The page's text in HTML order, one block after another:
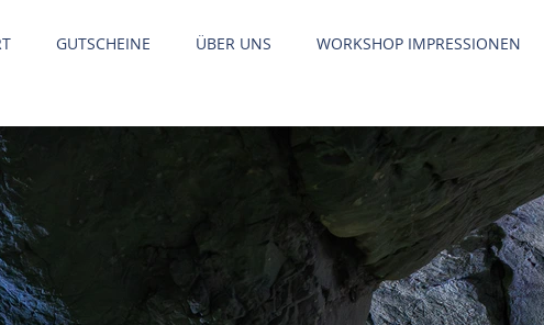
GUTSCHEINE ÜBER UNS WORKSHOP IMPRESSIONEN